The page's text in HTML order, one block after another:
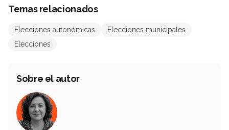
Temas relacionados
Elecciones autonómicas
Elecciones municipales
Elecciones
Sobre el autor